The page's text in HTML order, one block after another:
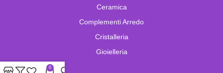
Ceramica
Complementi Arredo
Cristalleria
Gioielleria
0